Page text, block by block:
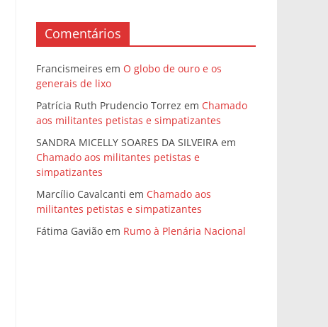
Comentários
Francismeires em O globo de ouro e os
generais de lixo
Patrícia Ruth Prudencio Torrez em Chamado
aos militantes petistas e simpatizantes
SANDRA MICELLY SOARES DA SILVEIRA em
Chamado aos militantes petistas e
simpatizantes
Marcílio Cavalcanti em Chamado aos
militantes petistas e simpatizantes
Fátima Gavião em Rumo à Plenária Nacional